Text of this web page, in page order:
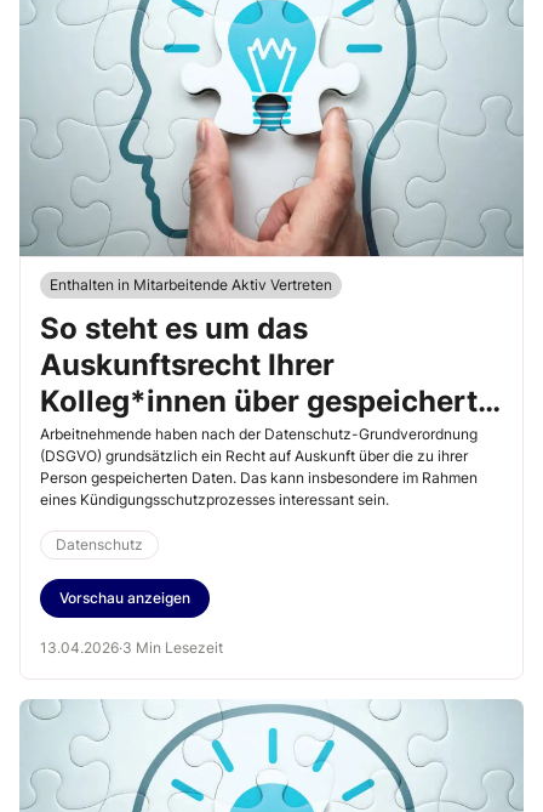
Enthalten in Mitarbeitende Aktiv Vertreten
So steht es um das
Auskunftsrecht Ihrer
Kolleg*innen über gespeicherte
Daten
Arbeitnehmende haben nach der Datenschutz-Grundverordnung
(DSGVO) grundsätzlich ein Recht auf Auskunft über die zu ihrer
Person gespeicherten Daten. Das kann insbesondere im Rahmen
eines Kündigungsschutzprozesses interessant sein.
Datenschutz
Vorschau anzeigen
13.04.2026·3 Min Lesezeit